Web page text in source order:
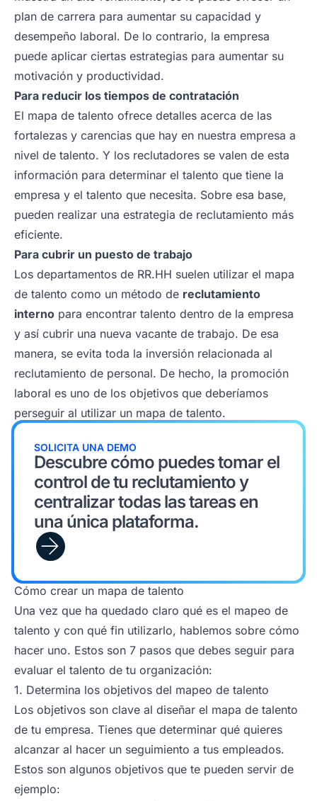
plan de carrera para aumentar su capacidad y
desempeño laboral. De lo contrario, la empresa
puede aplicar ciertas estrategias para aumentar su
motivación y productividad.
Para reducir los tiempos de contratación
El mapa de talento ofrece detalles acerca de las
fortalezas y carencias que hay en nuestra empresa a
nivel de talento. Y los reclutadores se valen de esta
información para determinar el talento que tiene la
empresa y el talento que necesita. Sobre esa base,
pueden realizar una estrategia de reclutamiento más
eficiente.
Para cubrir un puesto de trabajo
Los departamentos de RR.HH suelen utilizar el mapa
de talento como un método de reclutamiento
interno para encontrar talento dentro de la empresa
y así cubrir una nueva vacante de trabajo. De esa
manera, se evita toda la inversión relacionada al
reclutamiento de personal. De hecho, la promoción
laboral es uno de los objetivos que deberíamos
perseguir al utilizar un mapa de talento.
SOLICITA UNA DEMO
Descubre cómo puedes tomar el
control de tu reclutamiento y
centralizar todas las tareas en
una única plataforma.
Cómo crear un mapa de talento
Una vez que ha quedado claro qué es el mapeo de
talento y con qué fin utilizarlo, hablemos sobre cómo
hacer uno. Estos son 7 pasos que debes seguir para
evaluar el talento de tu organización:
1. Determina los objetivos del mapeo de talento
Los objetivos son clave al diseñar el mapa de talento
de tu empresa. Tienes que determinar qué quieres
alcanzar al hacer un seguimiento a tus empleados.
Estos son algunos objetivos que te pueden servir de
ejemplo: